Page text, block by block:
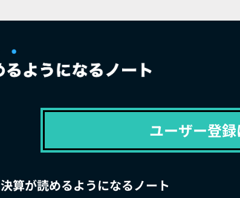
ユーザー登
決算が読めるようになるノート